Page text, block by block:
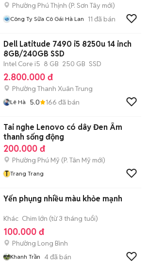
Phường Phú Thịnh (P. Sơn Tây mới)
Công Ty Sữa Cô Gái Hà Lan 11 đã bán
Dell Latitude 7490 i5 8250u 14 inch
8GB/240GB SSD
Intel Core i5 8 GB 250 GB SSD
2.800.000 đ
Phường Thanh Xuân Trung
Lê Hà 5.0 166 đã bán
Tai nghe Lenovo có dây Đen Âm
thanh sống động
200.000 đ
Phường Phú Mỹ (P. Tân Mỹ mới)
T Trang Trang
Yến phụng nhiều màu khỏe mạnh
Khác Chim lớn (từ 3 tháng tuổi)
100.000 đ
Phường Long Bình
Khanh Trần 4đã bán